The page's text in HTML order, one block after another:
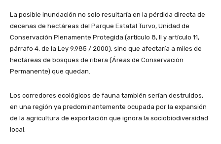
La posible inundación no solo resultaría en la pérdida directa de
decenas de hectáreas del Parque Estatal Turvo, Unidad de
Conservación Plenamente Protegida (artículo 8, II y artículo 11,
párrafo 4, de la Ley 9.985 / 2000), sino que afectaría a miles de
hectáreas de bosques de ribera (Áreas de Conservación
Permanente) que quedan.
Los corredores ecológicos de fauna también serían destruidos,
en una región ya predominantemente ocupada por la expansión
de la agricultura de exportación que ignora la sociobiodiversidad
local.